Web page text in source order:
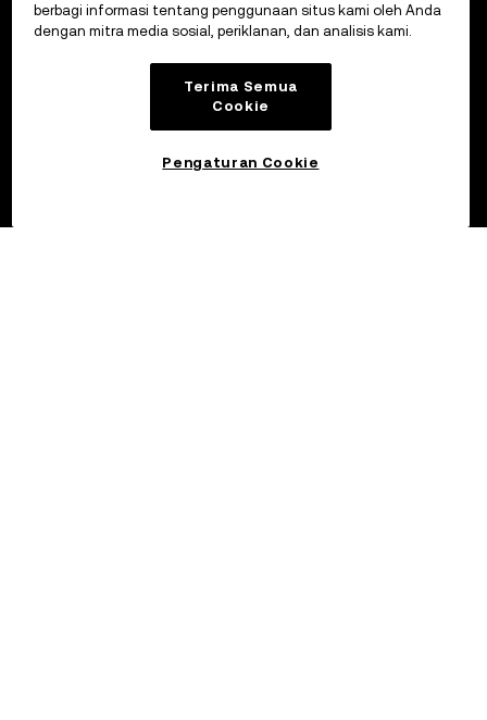
berbagi informasi tentang penggunaan situs kami oleh Anda
dengan mitra media sosial, periklanan, dan analisis kami.
Terima Semua
Cookie
Pengaturan Cookie